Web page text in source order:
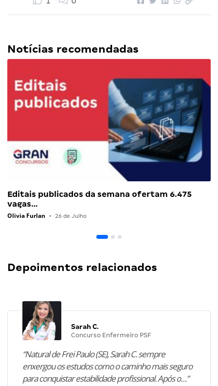
Notícias recomendadas
Editais publicados da semana ofertam 6.475
vagas…
Olivia Furlan • 26 de Julho
Depoimentos relacionados
Sarah C.
Concurso Enfermeiro PSF
“Natural de Frei Paulo (SE), Sarah C. sempre
enxergou os estudos como o caminho mais seguro
para conquistar estabilidade profissional. Após o…”